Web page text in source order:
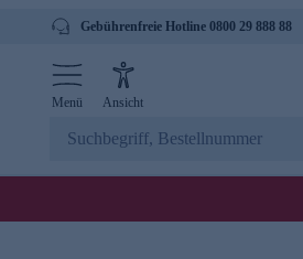
Gebührenfreie Hotline 0800 29 888 88
Menü Ansicht